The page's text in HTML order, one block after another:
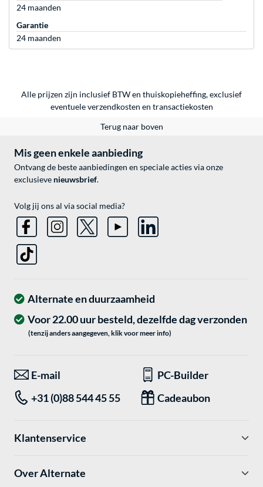
24 maanden
Garantie
24 maanden
Alle prijzen zijn inclusief BTW en thuiskopieheffing, exclusief
eventueleverzendkosten en transactiekosten
Terug naar boven
Mis geen enkele aanbieding
Ontvang de beste aanbiedingen en speciale acties via onze
exclusieve nieuwsbrief.
Volg jij ons al via social media?
Alternate en duurzaamheid
Voor 22.00 uur besteld, dezelfde dag verzonden
(tenzij anders aangegeven, klik voor meer info)
E-mail
PC-Builder
+31 (0)88 544 45 55
Cadeaubon
Klantenservice
Over Alternate